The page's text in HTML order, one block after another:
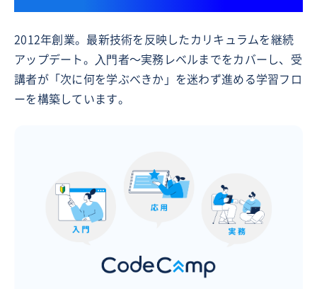
2012年創業。最新技術を反映したカリキュラムを継続
アップデート。⼊⾨者〜実務レベルまでをカバーし、受
講者が「次に何を学ぶべきか」を迷わず進める学習フロ
ーを構築しています。